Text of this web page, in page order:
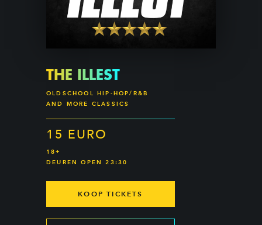
THE ILLEST
OLDSCHOOL HIP-HOP/R&B
AND MORE CLASSICS
15 EURO
18+
DEUREN OPEN 23:30
KOOP TICKETS